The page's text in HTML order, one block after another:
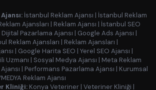
İstanbul Reklam Ajansı | İstanbul Reklam
Ajansları | Reklam Ajansı | İstanbul SEO
Dijital Pazarlama Ajansı | Google Ads Ajansı |
Reklam Ajansları | Reklam Ajansları |
| Google Harita SEO | Yerel SEO Ajansı |
Uzmanı | Sosyal Medya Ajansı | Meta Reklam
| Performans Pazarlama Ajansı | Kurumsal
Reklam Ajansı
Kliniği: Konya Veteriner | Veteriner Kliniği |